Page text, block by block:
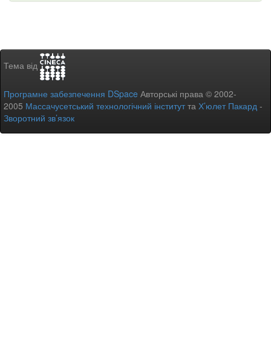
Тема від
Програмне забезпечення DSpace Авторські права © 2002-
2005 Массачусетський технологічний інститутта Х’юлет Пакард -
Зворотний зв’язок